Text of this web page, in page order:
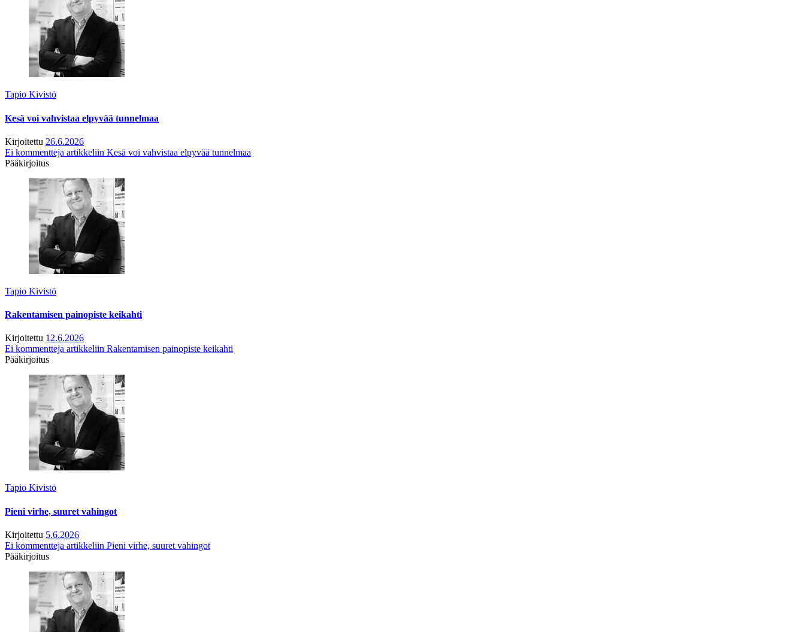
Tapio Kivistö
Kesä voi vahvistaa elpyvää tunnelmaa
Kirjoitettu 26.6.2026
Ei kommentteja artikkeliin Kesä voi vahvistaa elpyvää tunnelmaa
Pääkirjoitus
Tapio Kivistö
Rakentamisen painopiste keikahti
Kirjoitettu 12.6.2026
Ei kommentteja artikkeliin Rakentamisen painopiste keikahti
Pääkirjoitus
Tapio Kivistö
Pieni virhe, suuret vahingot
Kirjoitettu 5.6.2026
Ei kommentteja artikkeliin Pieni virhe, suuret vahingot
Pääkirjoitus